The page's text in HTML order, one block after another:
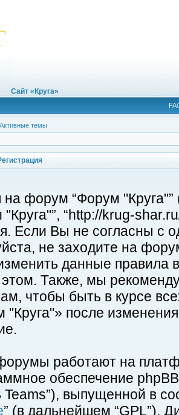
Сайт «Круга»
Активные темы
на форум “Форум
"Круга"”, “http://krug-
Если Вы не согласны с
не заходите на
данные правила
Также, мы
чтобы быть в курсе
"Круга"» после
работают на
обеспечение
Teams”), выпущенной в
” (в дальнейшем “GPL”).